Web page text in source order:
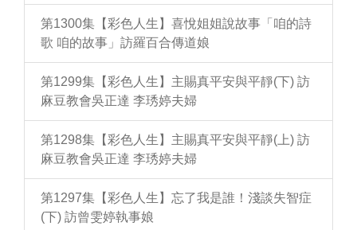
第1300集【彩色人生】喜悅姐姐說故事「咱的詩
歌 咱的故事」訪羅百合傳道娘
第1299集【彩色人生】主賜真平安與平靜(下) 訪
麻豆教會吳正達 李琇婷夫婦
第1298集【彩色人生】主賜真平安與平靜(上) 訪
麻豆教會吳正達 李琇婷夫婦
第1297集【彩色人生】忘了我是誰！淺談失智症
(下) 訪曾雯婷執事娘